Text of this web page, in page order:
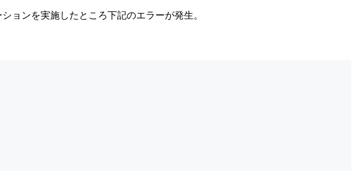
ョンを実施したところ下記のエラーが発生。